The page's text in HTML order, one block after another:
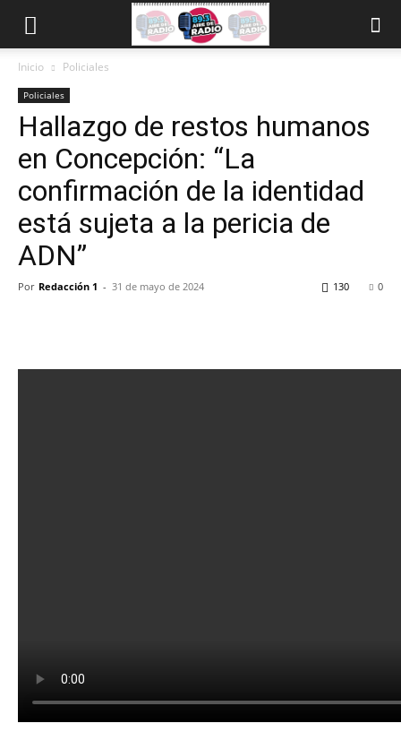
Inicio Policiales
Policiales
Hallazgo de restos humanos
en Concepción: “La
confirmación de la identidad
está sujeta a la pericia de
ADN”
Por Redacción 1 - 31 de mayo de 2024 0
130